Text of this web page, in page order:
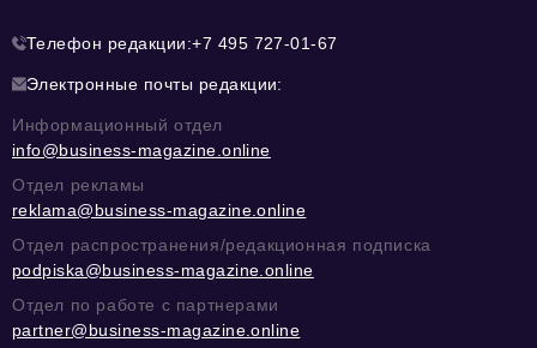
Телефон редакции:+7 495 727-01-67
Электронные почты редакции:
Информационный отдел
info@business-magazine.online
Отдел рекламы
reklama@business-magazine.online
Отдел распространения/редакционная подписка
podpiska@business-magazine.online
Отдел по работе с партнерами
partner@business-magazine.online